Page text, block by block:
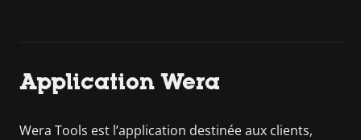
Application Wera
Wera Tools est l’application destinée aux clients,